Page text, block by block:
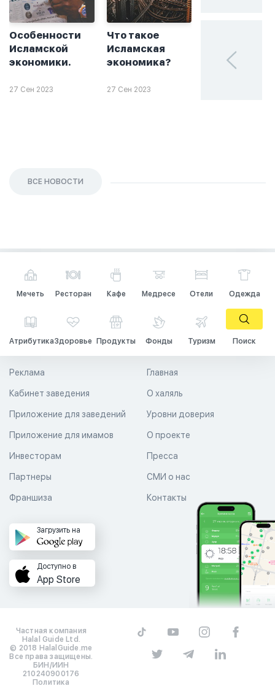
Особенности
Исламской
экономики.
27 Сен 2023
Что такое
Исламская
экономика?
27 Сен 2023
халяльное
ВСЕ НОВОСТИ
Мечеть Ресторан Кафе Медресе Отели Одежда
АтрибутикаЗдоровье Продукты Фонды Туризм Поиск
Главная
О халяль
Уровни доверия
Реклама
Кабинет заведения
Приложение для заведений
Приложение для имамов О проекте
Пресса
СМИ о нас
Контакты
Инвесторам
Партнеры
Франшиза
Загрузить на
Доступно в
App Store
Частная компания
Halal Guide Ltd.
© 2018 HalalGuide.me
Все права защищены.
БИН/ИИН
210240900176
Политика